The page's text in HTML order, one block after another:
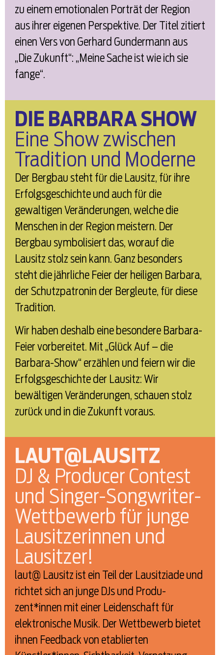
zu einem emotionalen Porträt der Region
aus ihrer eigenen Perspektive. Der Titel zitiert
einen Vers von Gerhard Gundermann aus
„Die Zukunft“: „Meine Sache ist wie ich sie
fange“.
DIE BARBARA SHOW
Eine Show zwischen
Tradition und Moderne
Der Bergbau steht für die Lausitz, für ihre
Erfolgsgeschichte und auch für die
gewaltigen Veränderungen, welche die
Menschen in der Region meistern. Der
Bergbau symbolisiert das, worauf die
Lausitz stolz sein kann. Ganz besonders
steht die jährliche Feier der heiligen Barbara,
der Schutzpatronin der Bergleute, für diese
Tradition.
Wir haben deshalb eine besondere Barbara-
Feier vorbereitet. Mit „Glück Auf – die
Barbara-Show“ erzählen und feiern wir die
Erfolgsgeschichte der Lausitz: Wir
bewältigen Veränderungen, schauen stolz
zurück und in die Zukunft voraus.
LAUT@LAUSITZ
DJ & Producer Contest
und Singer-Songwriter-
Wettbewerb für junge
Lausitzerinnen und
Lausitzer!
laut@ Lausitz ist ein Teil der Lausitziade und
richtet sich an junge DJs und Produ-
zent*innen mit einer Leidenschaft für
elektronische Musik. Der Wettbewerb bietet
ihnen Feedback von etablierten